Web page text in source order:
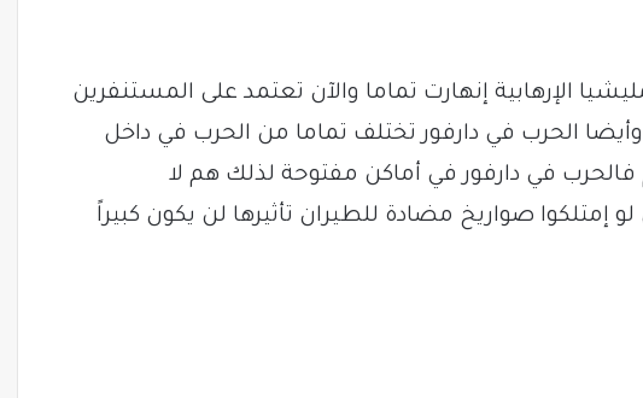
الإرهابية إنهارت تماما والآن تعتمد على المستنفرين
وأيضا الحرب في دارفور تختلف تماما من الحرب في داخل
في دارفور في أماكن مفتوحة لذلك هم لا
صواريخ مضادة للطيران تأثيرها لن يكون كبيراً